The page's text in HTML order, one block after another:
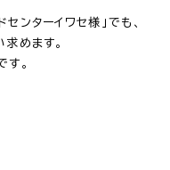
ンターイワセ様」でも、
めます。
す。